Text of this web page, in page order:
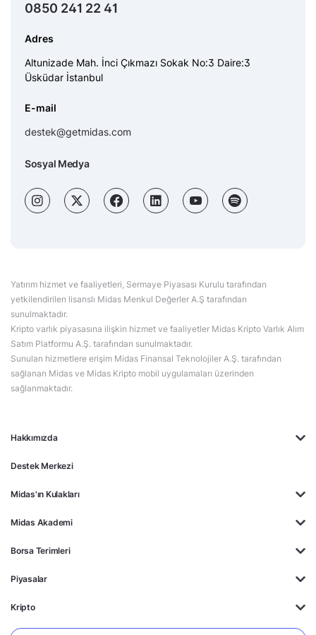
Hakkımızda
Destek Merkezi
Midas'ın Kulakları
Midas Akademi
Borsa Terimleri
Piyasalar
Kripto
0850 241 22 41
Adres
Altunizade Mah. İnci Çıkmazı Sokak No:3 Daire:3
Üsküdar İstanbul
E-mail
destek@getmidas.com
Sosyal Medya
Yatırım hizmet ve faaliyetleri, Sermaye Piyasası Kurulu tarafından
yetkilendirilen lisanslı Midas Menkul Değerler A.Ş tarafından
sunulmaktadır.
Kripto varlık piyasasına ilişkin hizmet ve faaliyetler Midas Kripto Varlık Alım
Satım Platformu A.Ş. tarafından sunulmaktadır.
Sunulan hizmetlere erişim Midas Finansal Teknolojiler A.Ş. tarafından
sağlanan Midas ve Midas Kripto mobil uygulamaları üzerinden
sağlanmaktadır.